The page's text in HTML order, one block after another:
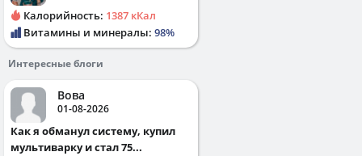
Калорийность: 1387 кКал
Витамины и минералы: 98%
Интересные блоги
Вова
01-08-2026
Как я обманул систему, купил
мультиварку и стал 75...